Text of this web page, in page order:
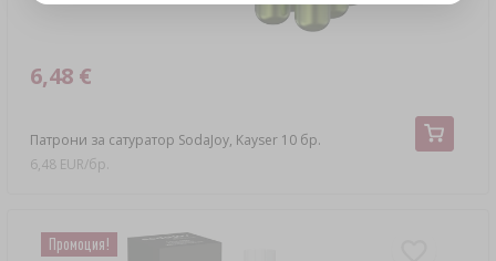
Патрони за сатуратор SodaJoy, Kayser 10 бр.
6,48 €
6,48 EUR/бр.
Промоция!